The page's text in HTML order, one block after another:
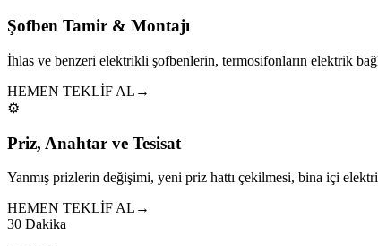
Şofben Tamir & Montajı
İhlas ve benzeri elektrikli şofbenlerin, termosifonların elektrik
HEMEN TEKLİF AL →
⚙️
Priz, Anahtar ve Tesisat
Yanmış prizlerin değişimi, yeni priz hattı çekilmesi, bina içi
HEMEN TEKLİF AL →
30 Dakika